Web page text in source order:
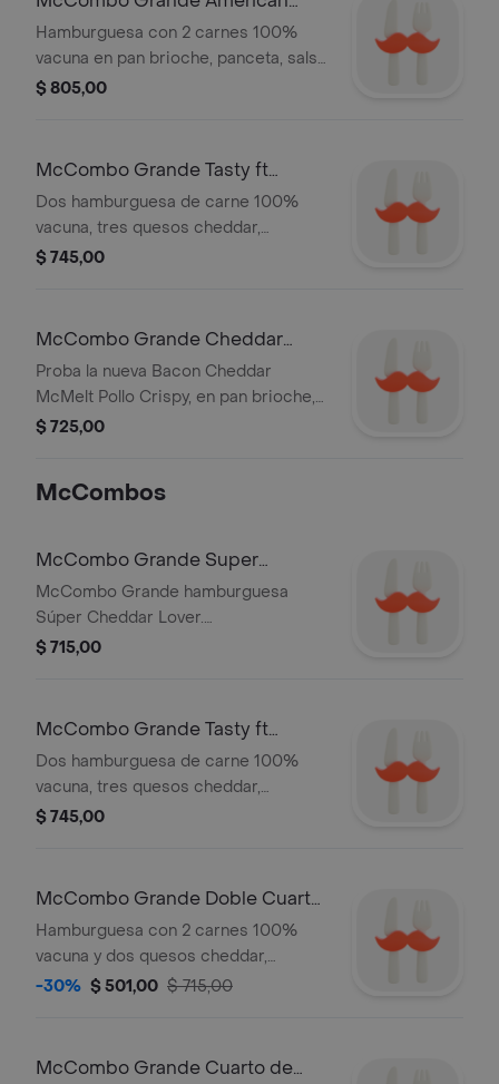
BBQ 2 Carnes
Hamburguesa con 2 carnes 100%
vacuna en pan brioche, panceta, salsa
barbacoa premium, queso y cebolla
$ 805,00
McCombo Grande Tasty ft
Cuarto 2 carnes
Dos hamburguesa de carne 100%
vacuna, tres quesos cheddar,
mostaza, ketchup, salsa tasty, en pan
$ 745,00
McCombo Grande Cheddar
McMelt Pollo
Proba la nueva Bacon Cheddar
McMelt Pollo Crispy, en pan brioche,
mucho queso cheddar, bacon, cebolla
grande.
$ 725,00
McCombos
McCombo Grande Super
Cheddar Lover
McCombo Grande hamburguesa
Súper Cheddar Lover.
Acompañamiento y bebida grande a
$ 715,00
McCombo Grande Tasty ft
Cuarto 2 carnes
Dos hamburguesa de carne 100%
vacuna, tres quesos cheddar,
mostaza, ketchup, salsa tasty, en pan
$ 745,00
McCombo Grande Doble Cuarto
de Libra con Queso
Hamburguesa con 2 carnes 100%
vacuna y dos quesos cheddar,
kétchup, mostaza y la cebolla fresca.
-30% $ 501,00 $ 715,00
McCombo Grande Cuarto de